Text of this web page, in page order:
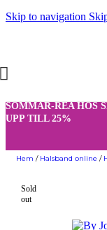
Skip to navigation
SOMMAR-REA HOS
UPP TILL 25%
Hem / Halsband online /
Sold
out